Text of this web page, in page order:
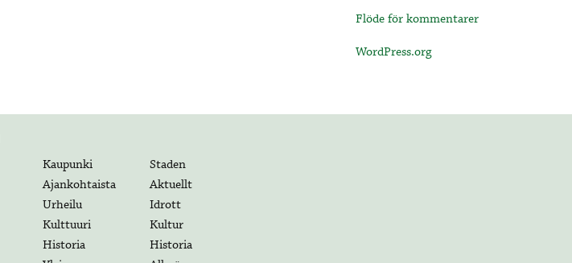
Flöde för kommentarer
WordPress.org
Kaupunki
Staden
Ajankohtaista
Aktuellt
Urheilu
Idrott
Kulttuuri
Kultur
Historia
Historia